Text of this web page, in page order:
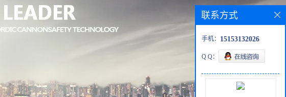
联系方式
手机： 15153132026
Q Q：